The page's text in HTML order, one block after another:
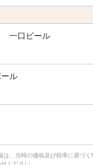
一口ビール
ル
、当時の価格及び税率に基づく
ください。